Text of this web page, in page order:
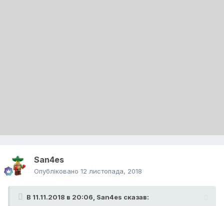
San4es
Опубліковано 12 листопада, 2018
В 11.11.2018 в 20:06, San4es сказав: